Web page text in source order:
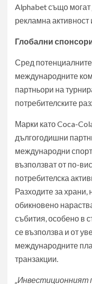
Alphabet също могат
рекламна активност
Глобални
Сред
международните
партньори на
потребителските
Марки като Coca-
дългогодишни
международни
възползват от по-
потребителска
Разходите за храни,
обикновено
събития, особено в
се възползва и от
международните
транзакции.
„Инвестиционният